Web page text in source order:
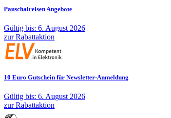
Pauschalreisen Angebote
Gültig bis: 6. August 2026
zur Rabattaktion
10 Euro Gutschein für Newsletter-Anmeldung
Gültig bis: 6. August 2026
zur Rabattaktion